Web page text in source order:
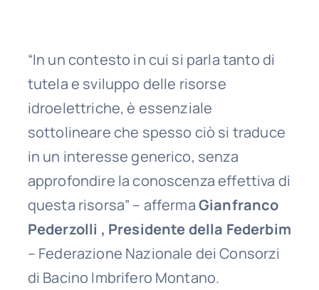
“In un contesto in cui si parla tanto di
tutela e sviluppo delle risorse
idroelettriche, è essenziale
sottolineare che spesso ciò si traduce
in un interesse generico, senza
approfondire la conoscenza effettiva di
questa risorsa” – affermaGianfranco
Pederzolli , Presidente della Federbim
– Federazione Nazionale dei Consorzi
di Bacino Imbrifero Montano.